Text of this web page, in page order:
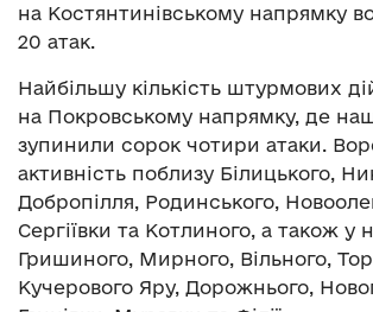
на Костянтинівському напрямку
20 атак.
Найбільшу кількість штурмових
на Покровському напрямку, де
зупинили сорок чотири атаки.
активність поблизу Білицького,
Добропілля, Родинського,
Сергіївки та Котлиного, а також у
Гришиного, Мирного, Вільного,
Кучерового Яру, Дорожнього,